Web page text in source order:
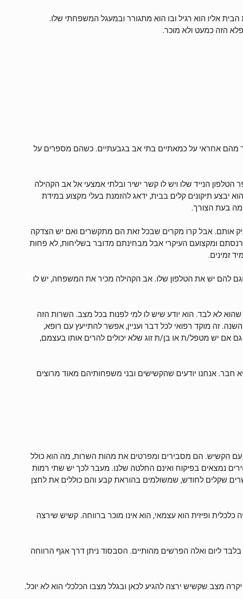
אליו הוא רגיל ובו הוא מתגורר ובמעגל המשפחתי שלו.
הזה כמעט ולא מוכר.
מהם אחראי על כמאתיים בתי אב בגבעתיים. כשהם מספרים על
הנייד שלו ויש לו קשר ישיר ובלתי אמצעי אל אב הקהילה
יבצע תיקונים קלים בבית, ידאג להזמנת בעלי מקצוע במידת
בעת הצורך.
אותם. אבל קרו מקרים שבכל זאת הם מתקשרים ואם יש הצדקה
ומקצועם העיקרי אבל מבחינתם מדובר בשליחות, לא פחות
להם יש את הטלפון שלו. אב הקהילה מכיר את המשפחה, יש לו
לא לבד. הוא יודע שיש לו למי לפנות בכל מצב. השרות הזה
מצוקה. הלחצן מחובר למוקד שמעניק מענה רפואי מיידי 24 שעות ביממה כל השנה. זה מוקד רפואי לכל דבר ועניין, אפשר להתייעץ עם רופא,
אם יש מטפל/ת או בן/ת זוג שלא יכולים להרים אותו בעצמם,
אנחנו יודעים שהקשישים ובני משפחותיהם מאוד מרוצים
עם הקשיש. הם מסבירים ומפרטים את מהות השרות, מה הוא כולל
נמצאים בפיקוח ואינם החלטה שלנו. מעבר לכך יש שתי רמות
שקלים לחודש, שמשולמים בהוראת קבע והם כוללים את לחצן
ופיזית הוא עצמאי, הוא אינו מוכר ברווחה. קשיש שירצה
ליום ואלה הפרשים מהותיים. הסבסוד ניתן דרך אגף הרווחה
מצב שקשיש ירצה להגיע לכאן ובגלל מצבו הכלכלי הוא לא יוכל.